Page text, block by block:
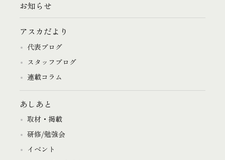
お知らせ
アスカだより
代表ブログ
スタッフブログ
連載コラム
あしあと
取材・掲載
研修/勉強会
イベント